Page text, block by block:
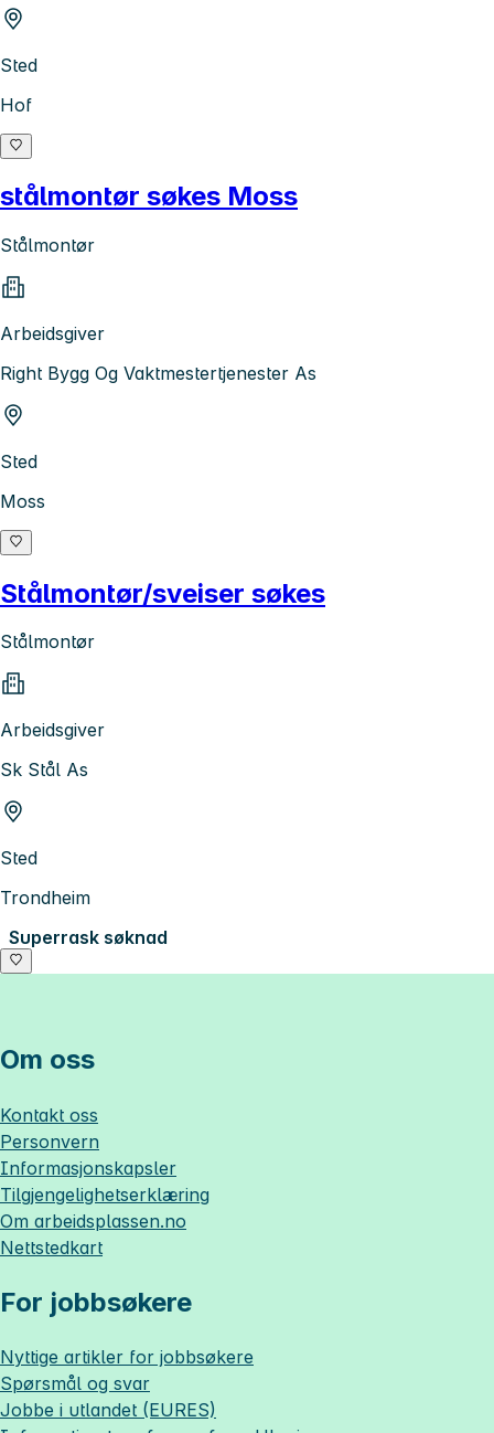
Sted
Hof
stålmontør søkes Moss
Stålmontør
Arbeidsgiver
Right Bygg Og Vaktmestertjenester As
Sted
Moss
Stålmontør/sveiser søkes
Stålmontør
Arbeidsgiver
Sk Stål As
Sted
Trondheim
Superrask søknad
Om oss
Kontakt oss
Personvern
Informasjonskapsler
Tilgjengelighetserklæring
Om arbeidsplassen.no
Nettstedkart
For jobbsøkere
Nyttige artikler for jobbsøkere
Spørsmål og svar
Jobbe i utlandet (EURES)